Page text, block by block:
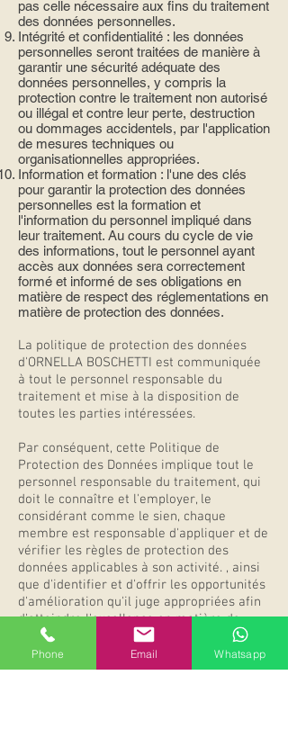
pas celle nécessaire aux fins du traitement
des données personnelles.
Intégrité et confidentialité : les données
personnelles seront traitées de manière à
garantir une sécurité adéquate des
données personnelles, y compris la
protection contre le traitement non autorisé
ou illégal et contre leur perte, destruction
ou dommages accidentels, par l'application
de mesures techniques ou
organisationnelles appropriées.
Information et formation : l'une des clés
pour garantir la protection des données
personnelles est la formation et
l'information du personnel impliqué dans
leur traitement. Au cours du cycle de vie
des informations, tout le personnel ayant
accès aux données sera correctement
formé et informé de ses obligations en
matière de respect des réglementations en
matière de protection des données.
La politique de protection des données
d'ORNELLA BOSCHETTI est communiquée
à tout le personnel responsable du
traitement et mise à la disposition de
toutes les parties intéressées.
Par conséquent, cette Politique de
Protection des Données implique tout le
personnel responsable du traitement, qui
doit le connaître et l'employer, le
considérant comme le sien, chaque
membre est responsable d'appliquer et de
vérifier les règles de protection des
données applicables à son activité. , ainsi
que d'identifier et d'offrir les opportunités
d'amélioration qu'il juge appropriées afin
d'atteindre l'excellence en matière de
conformité.
Cette politique sera revue par l'organe de
Phone Email Whatsapp